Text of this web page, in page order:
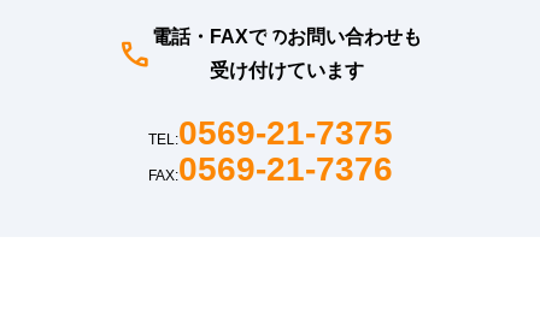
電話・FAXでのお問い合わせも
受け付けています
TEL:0569-21-7375
FAX:0569-21-7376